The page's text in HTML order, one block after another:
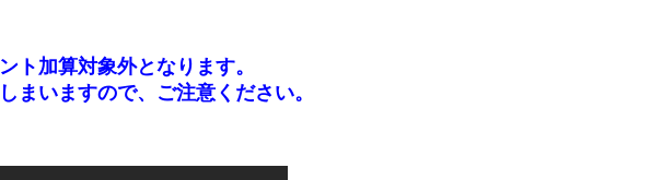
加算対象外となります。
まいますので、ご注意ください。